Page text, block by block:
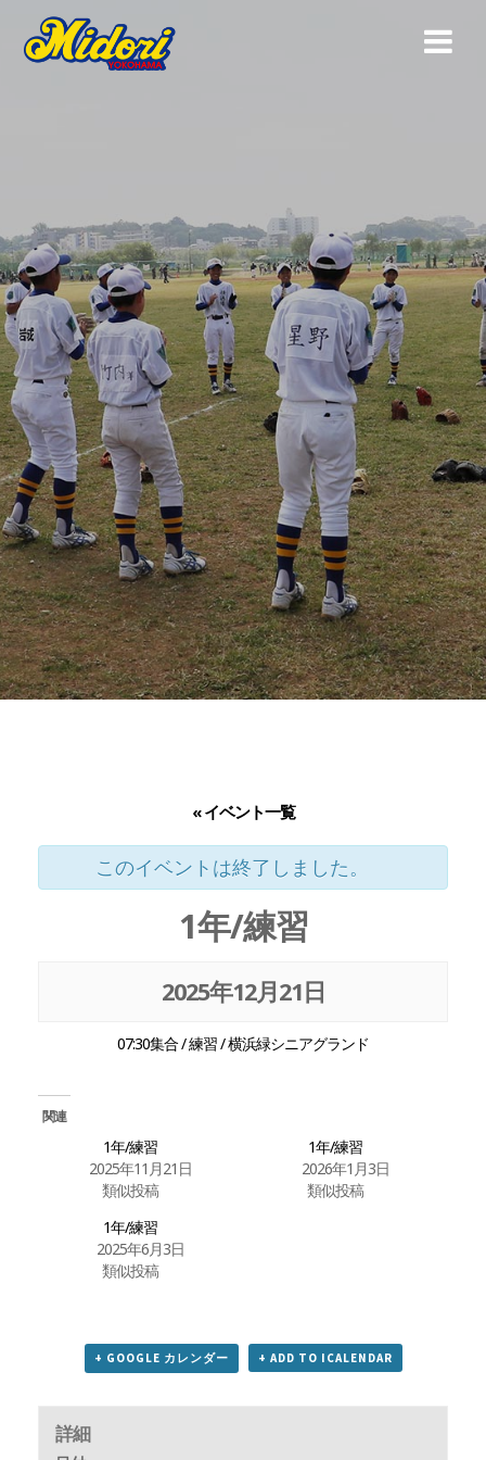
« イベント一覧
このイベントは終了しました。
1年/練習
2025年12月21日
07:30集合 / 練習 / 横浜緑シニアグランド
関連
1年/練習
2025年11月21日
類似投稿
1年/練習
2026年1月3日
類似投稿
1年/練習
2025年6月3日
類似投稿
+ GOOGLE カレンダー + ADD TO ICALENDAR
詳細